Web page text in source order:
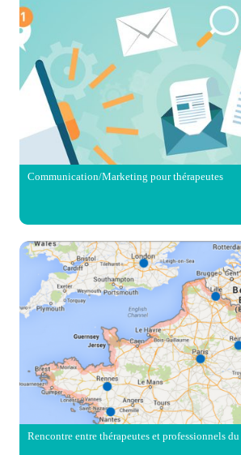
Communication/Marketing pour thérapeutes
Rencontre entre thérapeutes et professionnels